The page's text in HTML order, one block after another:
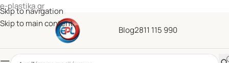
e-plastika.gr
Skip to navigation
Skip to main content
Blog2811 115 990